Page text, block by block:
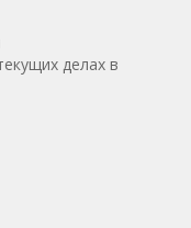
делах в